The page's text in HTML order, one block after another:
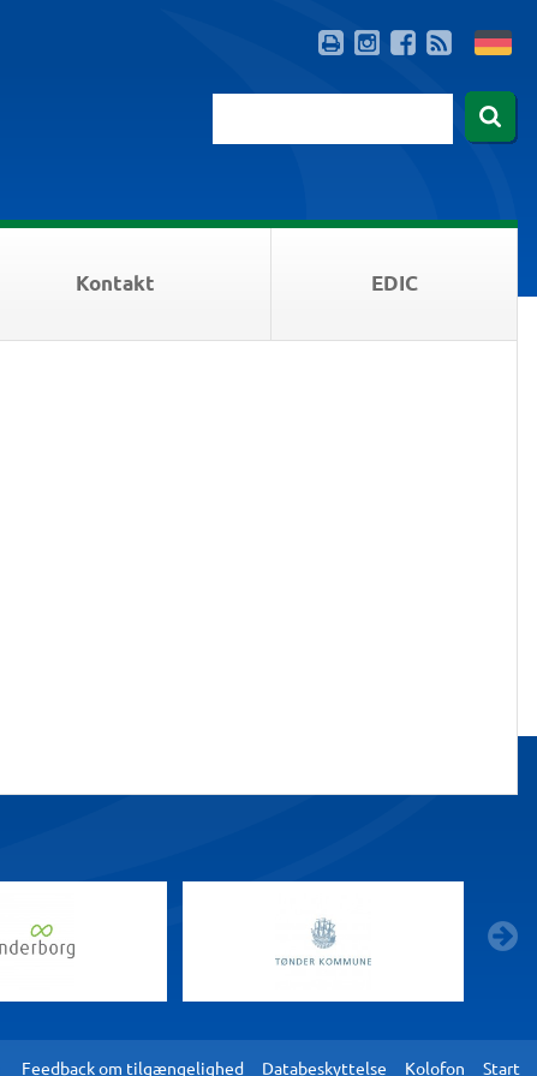
Kontakt EDIC
Feedback om tilgængelighed Databeskyttelse Kolofon Start